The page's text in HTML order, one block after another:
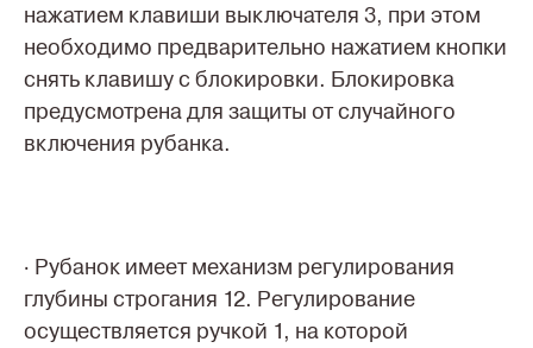
нажатием клавиши выключателя 3, при этом
необходимо предварительно нажатием кнопки
снять клавишу с блокировки. Блокировка
предусмотрена для защиты от случайного
включения рубанка.
· Рубанок имеет механизм регулирования
глубины строгания 12. Регулирование
осуществляется ручкой 1, на которой